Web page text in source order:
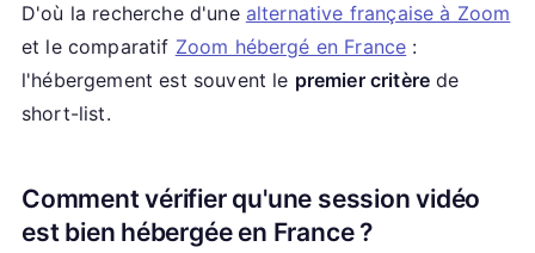
D'où la recherche d'une alternative française à Zoom
et le comparatif Zoom hébergé en France :
l'hébergement est souvent le premier critère de
short-list.
Comment vérifier qu'une session vidéo
est bien hébergée en France ?